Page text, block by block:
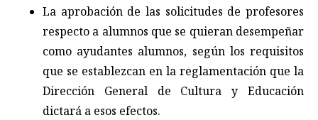
La aprobación de las solicitudes de profesores
respecto a alumnos que se quieran desempeñar
como ayudantes alumnos, según los requisitos
que se establezcan en la reglamentación que la
Dirección General de Cultura y Educación
dictará a esos efectos.